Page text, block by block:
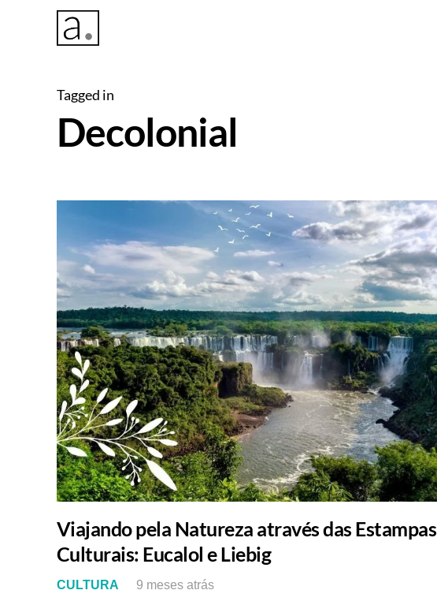
Tagged in
Decolonial
Viajando pela Natureza através das Estampas
Culturais: Eucalol e Liebig
CULTURA 9 meses atrás